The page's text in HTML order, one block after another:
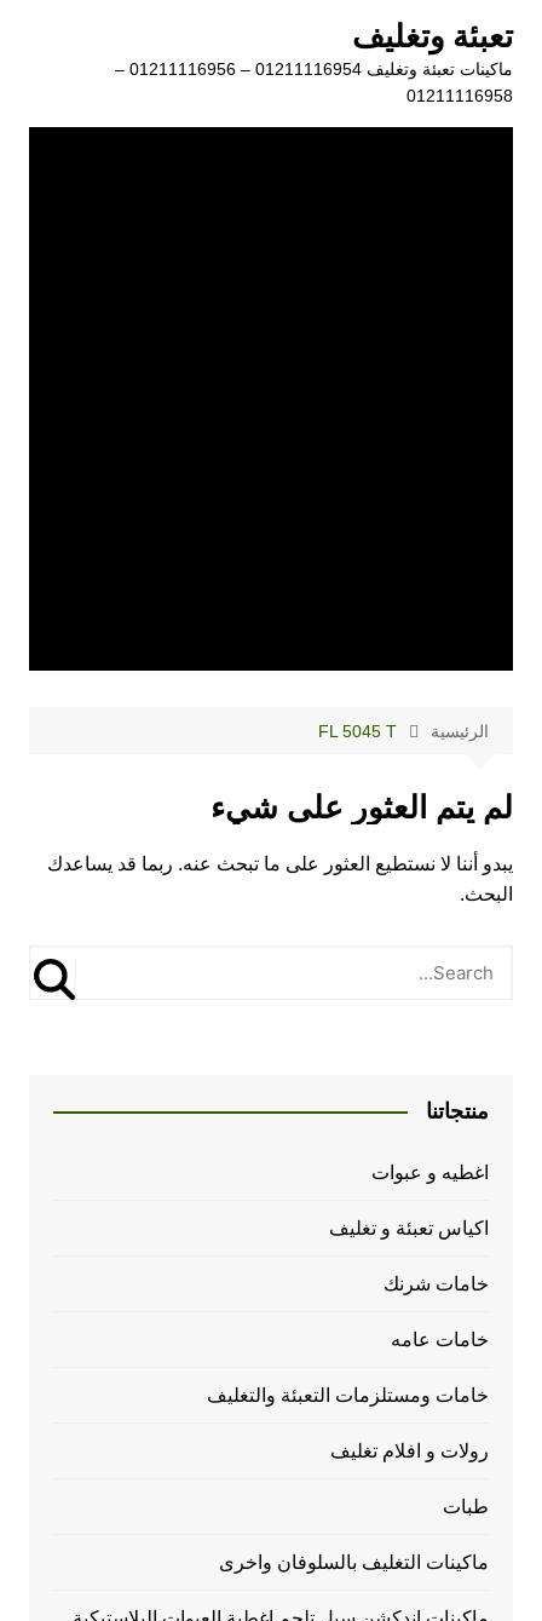
المحتوى
تعبئة وتغليف
ماكينات تعبئة وتغليف 01211116954 – 01211116956 –
01211116958
الرئيسية FL 5045 T
لم يتم العثور على شيء
يبدو أننا لا نستطيع العثور على ما تبحث عنه. ربما قد يساعدك
البحث.
منتجاتنا
اغطيه و عبوات
اكياس تعبئة و تغليف
خامات شرنك
خامات عامه
خامات ومستلزمات التعبئة والتغليف
رولات و افلام تغليف
طبات
ماكينات التغليف بالسلوفان واخرى